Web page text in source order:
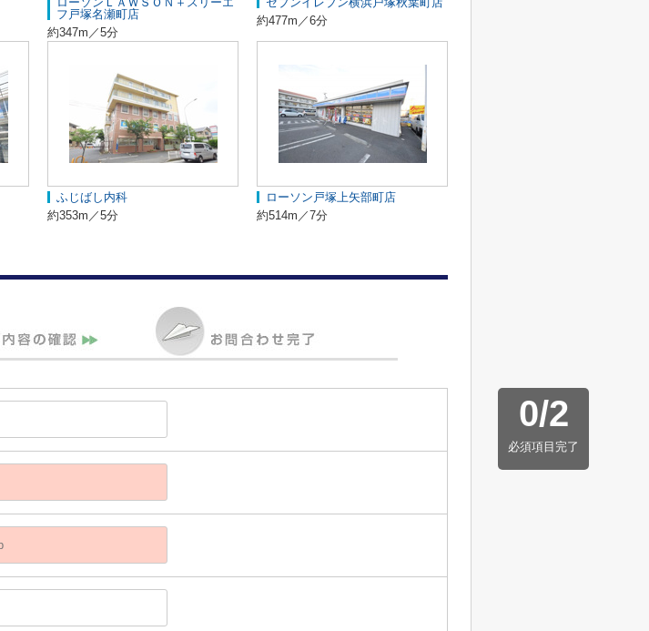
フ戸塚名瀬町店
約347m／5分
約477m／6分
ふじばし内科
約353m／5分
ローソン戸塚上矢部町店
約514m／7分
0/2
必須項目完了